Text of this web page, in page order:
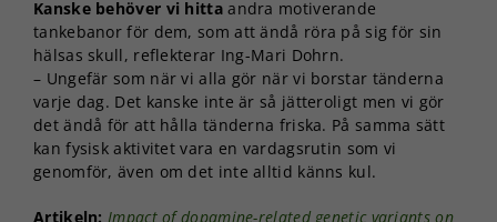
Kanske behöver vi hittaandra motiverande
tankebanor för dem, som att ändå röra på sig för sin
hälsas skull, reflekterar Ing-Mari Dohrn.
– Ungefär som när vi alla gör när vi borstar tänderna
varje dag. Det kanske inte är så jätteroligt men vi gör
det ändå för att hålla tänderna friska. På samma sätt
kan fysisk aktivitet vara en vardagsrutin som vi
genomför, även om det inte alltid känns kul.
Artikeln: Impact of dopamine-related genetic variants on